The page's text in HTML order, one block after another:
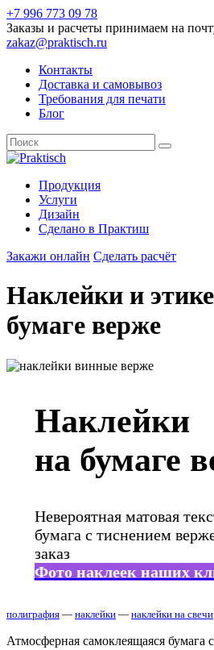
+7 996 773 09 78
Заказы и расчеты принимаем на
zakaz@praktisch.ru
Контакты
Доставка и самовывоз
Требования для печати
Блог
Продукция
Услуги
Дизайн
Cделано в Практиш
Закажи онлайн Сделать расчёт
Наклейки и
бумаге верже
Наклейки
на бумаге
Невероятная матовая
бумага с тиснением
заказ
Фото наклеек наших
полиграфия — наклейки — наклейки на свечи
Атмосферная самоклеящаяся бумага